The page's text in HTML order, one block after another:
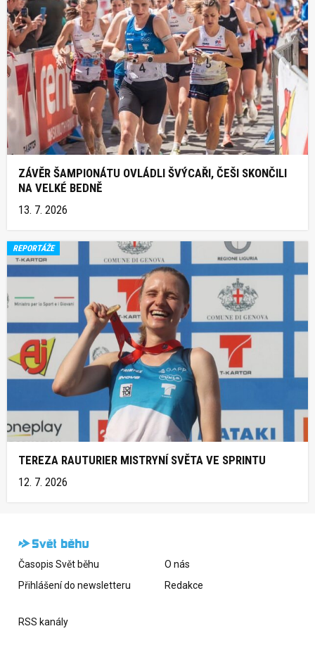
ZÁVĚR ŠAMPIONÁTU OVLÁDLI ŠVÝCAŘI, ČEŠI SKONČILI
NA VELKÉ BEDNĚ
13. 7. 2026
REPORTÁŽE
TEREZA RAUTURIER MISTRYNÍ SVĚTA VE SPRINTU
12. 7. 2026
Časopis Svět běhu
Přihlášení do newsletteru
O nás
Redakce
RSS kanály